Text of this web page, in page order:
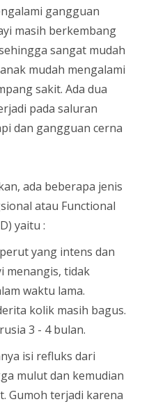
gangguan
masih berkembang
sangat mudah
mudah mengalami
sakit. Ada dua
pada saluran
dan gangguan cerna
ada beberapa jenis
atau Functional
yaitu :
yang intens dan
menangis, tidak
waktu lama.
kolik masih bagus.
3 - 4 bulan.
isi refluks dari
mulut dan kemudian
Gumoh terjadi karena